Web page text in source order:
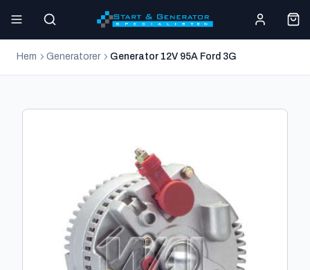
Hem Generatorer Generator 12V 95A Ford 3G